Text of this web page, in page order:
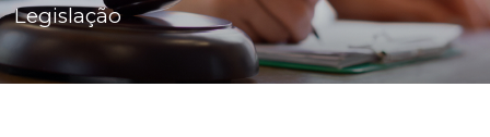
Legislação